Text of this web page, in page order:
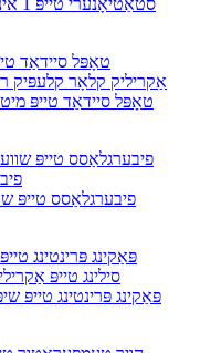
טאָפּל סיידאַד טייפּ
פיבערגלאַסס טייפּ
פּאַקינג פּרינטינג טייפּ